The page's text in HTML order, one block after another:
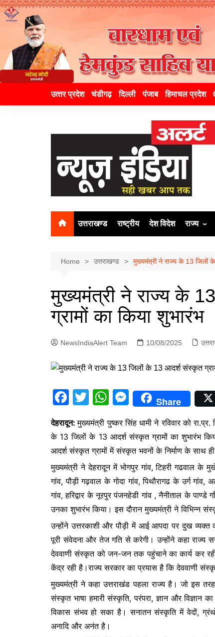
उत्‍तर प्रदेश चंडीगढ़ दिल्ली पंजाब हिमाचल प्रदेश
उत्तराखण्ड राष्ट्रीय देश विदेश राज्य
दिल्ली
पंजाब
चंडीगढ़
Home उत्तराखण्ड मुख्यमंत्री ने राज्य के 13 जिलों
मुख्यमंत्री ने राज्य के
ग्रामों का किया शुभारंभ
NewsIndiaAlert Team 10/08/2025
F
c
e
b
o
o
k
T
itt
er
W
at
s
A
p
p
M
e
s
s
e
n
g
er
Share
देहरादून:मुख्यमंत्री पुष्कर सिंह धामी ने रविवार को
के 13 जिलों के 13 आदर्श संस्कृत ग्रामों का शुभारंभ
आदर्श संस्कृत ग्रामों में संस्कृत भवनों के निर्माण के साथ
मुख्यमंत्री ने देहरादून में भोगपुर गांव, टिहरी गढवाल के
गांव, पौड़ी गढ़वाल के गोदा गांव, पिथौरागढ के उर्ग गांव,
गांव, हरिद्वार के नूरपुर पंजनहेडी गांव , नैनीताल के
उनका शुभारंभ किया। इस दौरान मुख्यमंत्री ने विभिन्न
उन्होंने उत्तरकाशी और पौड़ी में आई आपदा पर दुख व्यक्त
पूरी संवेदना और तेज गति से करेगी। उन्होंने कहा राज्य
देववाणी संस्कृत को जन-जन तक पहुंचाने का कार्य कर
केंद्र रही है।राज्य सरकार का प्रयास है कि देववाणी
मुख्यमंत्री ने कहा उत्तराखंड पहला राज्य है। जो इस
संस्कृत भाषा हमारी संस्कृति, परंपरा, ज्ञान और
विकास संभव हो सका है। सनातन संस्कृति में वेदों,
अनादि और अनंत है।